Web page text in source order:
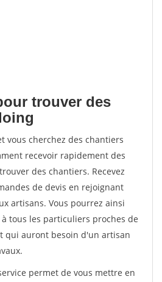
trouver des
vous cherchez des chantiers
recevoir rapidement des
des chantiers. Recevez
de devis en rejoignant
artisans. Vous pourrez ainsi
tous les particuliers proches de
qui auront besoin d'un artisan
permet de vous mettre en